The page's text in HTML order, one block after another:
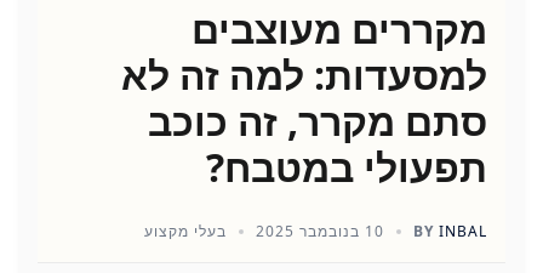
מקררים מעוצבים
למסעדות: למה זה לא
סתם מקרר, זה כוכב
תפעולי במטבח?
BY INBAL 10 בנובמבר 2025 בעלי מקצוע